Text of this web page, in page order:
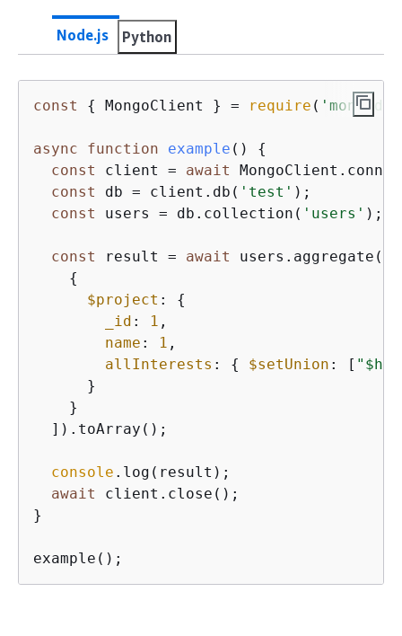
Node.js Python
const { MongoClient } = require ( 'mongodb'
async function example ( ) {
const
client = await
const
db = client.db( 'test' );
const
users = db.collection( 'users' );
const result = await
users.aggregate([
{
$project : {
_id : 1 ,
name : 1 ,
allInterests : { $setUnion : [
      }
    }
  ]).toArray();
console .log(result);
await
client.close();
}
example();